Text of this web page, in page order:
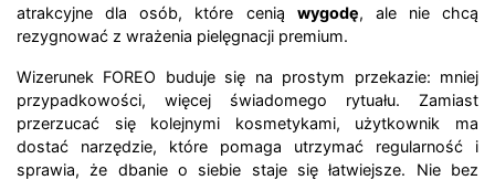
atrakcyjne dla osób, które cenią wygodę, ale nie chcą
rezygnować z wrażenia pielęgnacji premium.
Wizerunek FOREO buduje się na prostym przekazie: mniej
przypadkowości, więcej świadomego rytuału. Zamiast
przerzucać się kolejnymi kosmetykami, użytkownik ma
dostać narzędzie, które pomaga utrzymać regularność i
sprawia, że dbanie o siebie staje się łatwiejsze. Nie bez